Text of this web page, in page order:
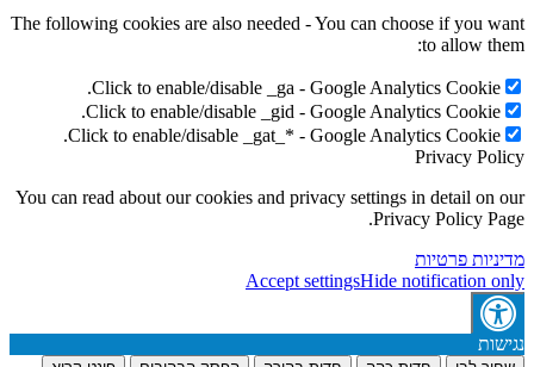
The following cookies are also needed - You can choose if you want
to allow them:
Click to enable/disable _ga - Google Analytics Cookie.
Click to enable/disable _gid - Google Analytics Cookie.
Click to enable/disable _gat_* - Google Analytics Cookie.
Privacy Policy
You can read about our cookies and privacy settings in detail on our
Privacy Policy Page.
מדיניות פרטיות
Accept settingsHide notification only
נגישות